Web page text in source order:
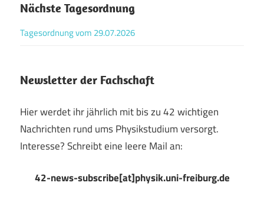
Nächste Tagesordnung
Tagesordnung vom 29.07.2026
Newsletter der Fachschaft
Hier werdet ihr jährlich mit bis zu 42 wichtigen
Nachrichten rund ums Physikstudium versorgt.
Interesse? Schreibt eine leere Mail an:
42-news-subscribe[at]physik.uni-freiburg.de